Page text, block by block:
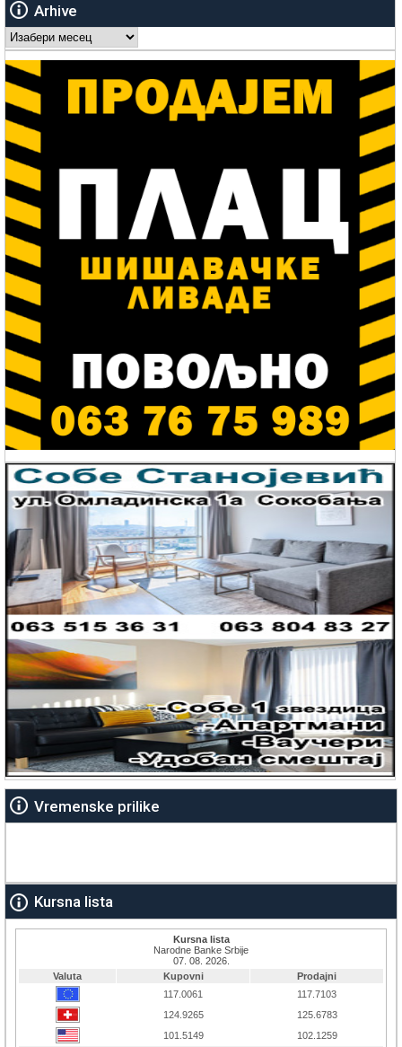
Arhive
Arhive
Vremenske prilike
Kursna lista